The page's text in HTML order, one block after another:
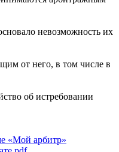
невозможность их
от него, в том числе в
об истребовании
«Мой арбитр»